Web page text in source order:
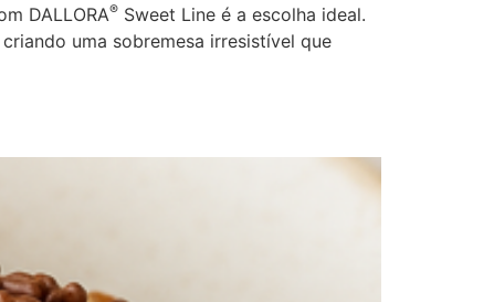
DALLORA® Sweet Line é a escolha ideal.
uma sobremesa irresistível que